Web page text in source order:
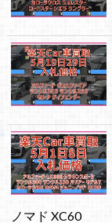
ノマド XC60